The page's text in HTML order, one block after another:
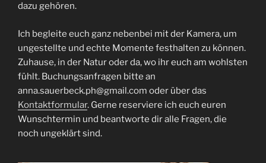
dazu gehören.
Ich begleite euch ganz nebenbei mit der Kamera, um
ungestellte und echte Momente festhalten zu können.
Zuhause, in der Natur oder da, wo ihr euch am wohlsten
fühlt. Buchungsanfragen bitte an
anna.sauerbeck.ph@gmail.com oder über das
Kontaktformular. Gerne reserviere ich euch euren
Wunschtermin und beantworte dir alle Fragen, die
noch ungeklärt sind.